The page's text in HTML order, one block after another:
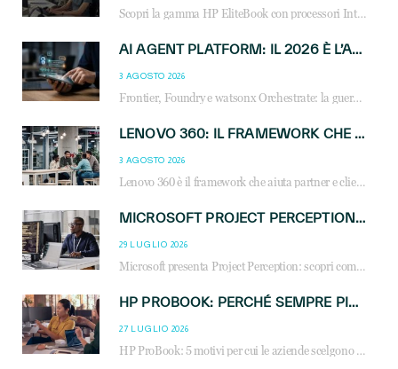
Scopri la gamma HP EliteBook con processori Intel® Core™ Ultra e AMD Ryzen™ AI. Notebook business progettati per aumentare la produttività, migliorare la collaborazione e garantire sicurezza avanzata in ufficio e in mobilità.
AI AGENT PLATFORM: IL 2026 È L’ANNO DEL «SISTEMA OPERATIVO» PER GLI AGENTI AZIENDALI
3 AGOSTO 2026
Frontier, Foundry e watsonx Orchestrate: la guerra delle piattaforme AI agent ridisegna il mercato IT. Cosa cambia per reseller, MSP e system integrator.
LENOVO 360: IL FRAMEWORK CHE UNISCE INNOVAZIONE, SOSTENIBILITÀ E CRESCITA DEL BUSINESS
3 AGOSTO 2026
Lenovo 360 è il framework che aiuta partner e clienti a crescere attraverso AI, sostenibilità, servizi e competenze. Scopri vantaggi, opportunità e casi d’uso.
MICROSOFT PROJECT PERCEPTION: COME GLI AGENTI AI CAMBIERANNO SOC, CYBERSECURITY E SERVIZI MSP
29 LUGLIO 2026
Microsoft presenta Project Perception: scopri come gli agenti AI possono trasformare cybersecurity, SOC e servizi gestiti degli MSP.
HP PROBOOK: PERCHÉ SEMPRE PIÙ AZIENDE SCELGONO NOTEBOOK PROGETTATI PER IL LAVORO MODERNO
27 LUGLIO 2026
HP ProBook: 5 motivi per cui le aziende scelgono i notebook business HP per migliorare produttività, sicurezza e gestione dell’AI.